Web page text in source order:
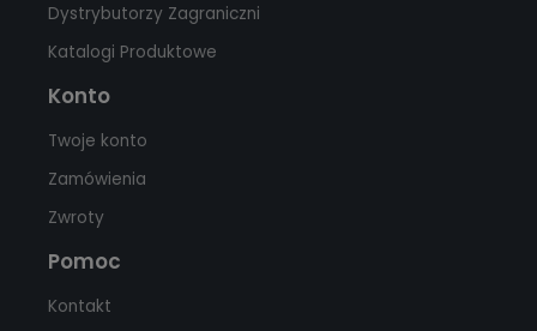
Dystrybutorzy Zagraniczni
Katalogi Produktowe
Konto
Twoje konto
Zamówienia
Zwroty
Pomoc
Kontakt